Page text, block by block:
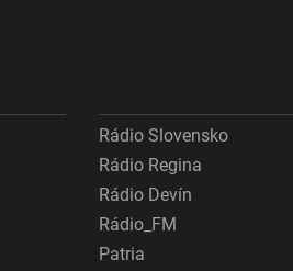
Rádio Slovensko
Rádio Regina
Rádio Devín
Rádio_FM
Patria